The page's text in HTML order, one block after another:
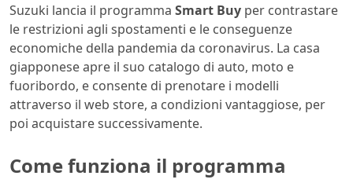
Suzuki lancia il programma Smart Buy per contrastare
le restrizioni agli spostamenti e le conseguenze
economiche della pandemia da coronavirus. La casa
giapponese apre il suo catalogo di auto, moto e
fuoribordo, e consente di prenotare i modelli
attraverso il web store, a condizioni vantaggiose, per
poi acquistare successivamente.
Come funziona il programma